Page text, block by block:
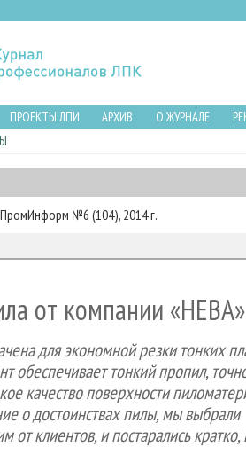
ПРОЕКТЫ ЛПИ АРХИВ О ЖУРНАЛЕ
№6 (104), 2014 г.
от компании «НЕВА»
для экономной резки тонких
обеспечивает тонкий пропил,
качество поверхности
о достоинствах пилы, мы выбрали
клиентов, и постарались кратко,